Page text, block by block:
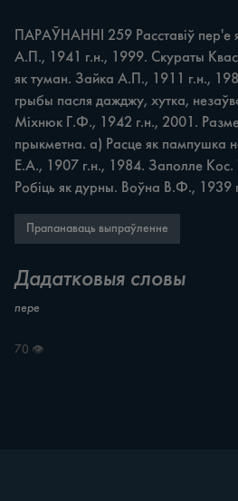
ПАРАЎНАННІ 259 Расставіў пер'е
А.П., 1941 г.н., 1999. Скураты
як туман. Зайка А.П., 1911 г.н.,
грыбы пасля дажджу, хутка,
Міхнюк Г.Ф., 1942 г.н., 2001.
прыкметна. а) Расце як пампушка
Е.А., 1907 г.н., 1984. Заполле Кос.
Робіць як дурны. Воўна В.Ф., 1939
Прапанаваць выпраўленне
Дадатковыя словы
пере
70 👁